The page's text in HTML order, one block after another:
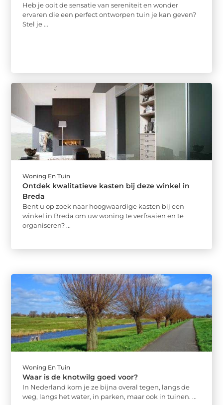
Heb je ooit de sensatie van sereniteit en wonder
ervaren die een perfect ontworpen tuin je kan geven?
Stel je ...
Woning En Tuin
Ontdek kwalitatieve kasten bij deze winkel in
Breda
Bent u op zoek naar hoogwaardige kasten bij een
winkel in Breda om uw woning te verfraaien en te
organiseren? ...
Woning En Tuin
Waar is de knotwilg goed voor?
In Nederland kom je ze bijna overal tegen, langs de
weg, langs het water, in parken, maar ook in tuinen. ...